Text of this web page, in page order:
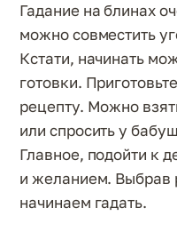
Гадание на блинах
можно совместить
Кстати, начинать
готовки.
рецепту. Можно
или спросить у
Главное, подойти к
и желанием. Выбрав
начинаем гадать.